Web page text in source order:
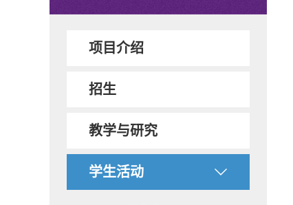
项目介绍
招生
教学与研究
学生活动